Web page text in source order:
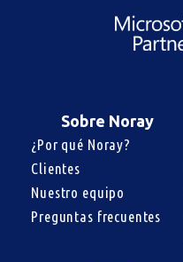
Sobre Noray
¿Por qué Noray?
Clientes
Nuestro equipo
Preguntas frecuentes